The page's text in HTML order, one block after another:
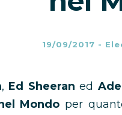
19/09/2017 -
, Ed Sheeran ed
Mondo per